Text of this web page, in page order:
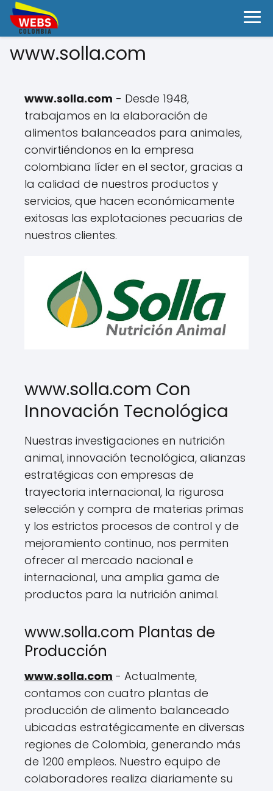
www.solla.com
www.solla.com - Desde 1948,
trabajamos en la elaboración de
alimentos balanceados para animales,
convirtiéndonos en la empresa
colombiana líder en el sector, gracias a
la calidad de nuestros productos y
servicios, que hacen económicamente
exitosas las explotaciones pecuarias de
nuestros clientes.
www.solla.com Con
Innovación Tecnológica
Nuestras investigaciones en nutrición
animal, innovación tecnológica, alianzas
estratégicas con empresas de
trayectoria internacional, la rigurosa
selección y compra de materias primas
y los estrictos procesos de control y de
mejoramiento continuo, nos permiten
ofrecer al mercado nacional e
internacional, una amplia gama de
productos para la nutrición animal.
www.solla.com Plantas de
Producción
www.solla.com - Actualmente,
contamos con cuatro plantas de
producción de alimento balanceado
ubicadas estratégicamente en diversas
regiones de Colombia, generando más
de 1200 empleos. Nuestro equipo de
colaboradores realiza diariamente su